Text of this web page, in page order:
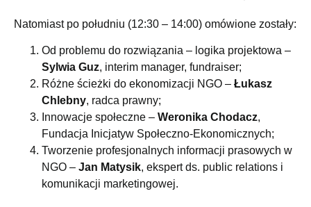
Natomiast po południu (12:30 – 14:00) omówione zostały:
Od problemu do rozwiązania – logika projektowa –
Sylwia Guz, interim manager, fundraiser;
Różne ścieżki do ekonomizacji NGO – Łukasz
Chlebny, radca prawny;
Innowacje społeczne – Weronika Chodacz,
Fundacja Inicjatyw Społeczno-Ekonomicznych;
Tworzenie profesjonalnych informacji prasowych w
NGO – Jan Matysik, ekspert ds. public relations i
komunikacji marketingowej.